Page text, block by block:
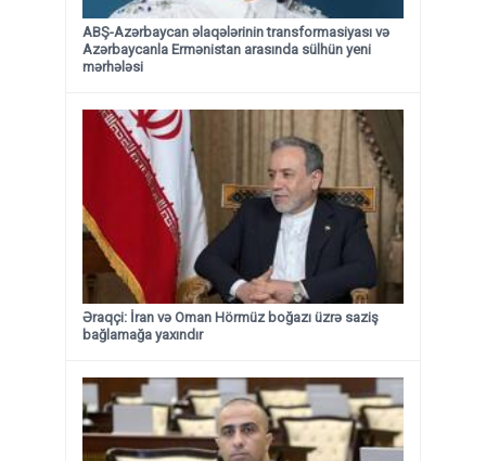
ABŞ-Azərbaycan əlaqələrinin transformasiyası və
Azərbaycanla Ermənistan arasında sülhün yeni
mərhələsi
Əraqçi: İran və Oman Hörmüz boğazı üzrə saziş
bağlamağa yaxındır